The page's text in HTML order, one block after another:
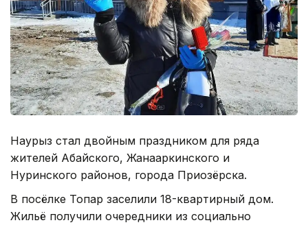
Наурыз стал двойным праздником для ряда
жителей Абайского, Жанааркинского и
Нуринского районов, города Приозёрска.
В посёлке Топар заселили 18-квартирный дом.
Жильё получили очередники из социально